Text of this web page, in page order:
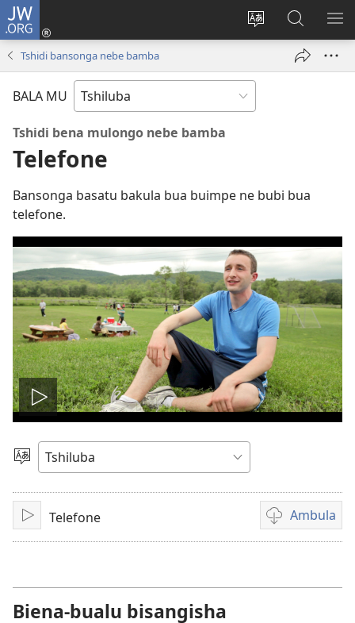
JW.ORG
Kushintulula
muakulu
site
Kubuela
(bikangulaKeba
JW.ORG
Tshidi bansonga nebe bamba
BALA MU
Tshidi bena mulongo nebe bamba
Telefone
Bansonga basatu bakula bua buimpe ne bubi bua
telefone.
Ela
filme
Sungula
muakulu
BalaTelefone Ambula
Mua
kuambula
Biena-bualu bisangisha